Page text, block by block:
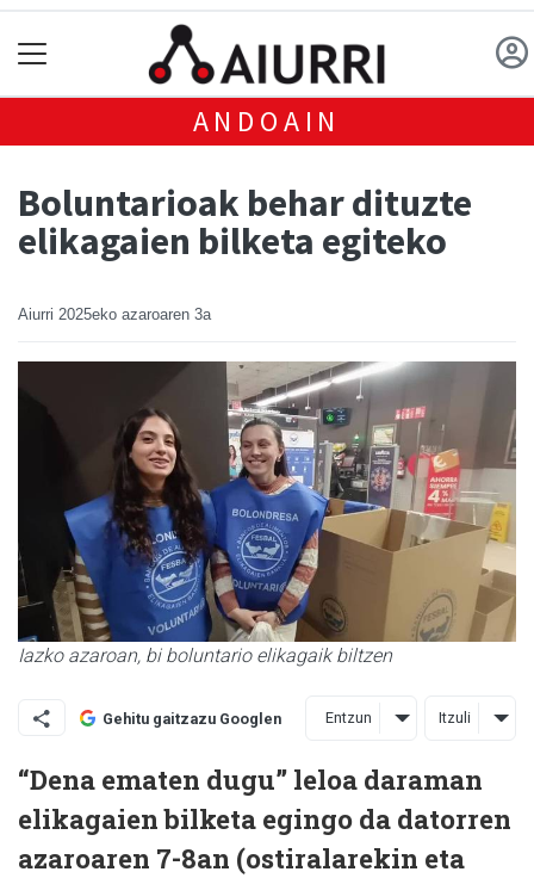
ANDOAIN
Boluntarioak behar dituzte
elikagaien bilketa egiteko
Aiurri 2025eko azaroaren 3a
Iazko azaroan, bi boluntario elikagaik biltzen
Gehitu gaitzazu Googlen Entzun Itzuli
“Dena ematen dugu” leloa daraman
elikagaien bilketa egingo da datorren
azaroaren 7-8an (ostiralarekin eta